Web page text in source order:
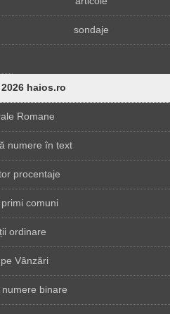
sondaje
haios.ro
Romane
numere în text
procentaje
comuni
ordinare
Vânzări
binare